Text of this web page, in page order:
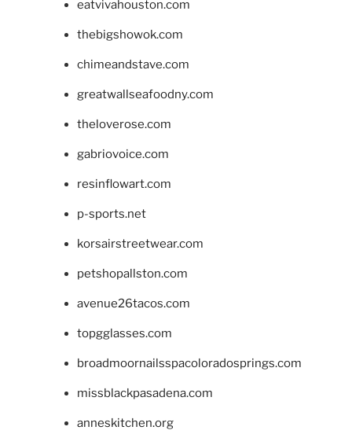
eatvivahouston.com
thebigshowok.com
chimeandstave.com
greatwallseafoodny.com
theloverose.com
gabriovoice.com
resinflowart.com
p-sports.net
korsairstreetwear.com
petshopallston.com
avenue26tacos.com
topgglasses.com
broadmoornailsspacoloradosprings.com
missblackpasadena.com
anneskitchen.org